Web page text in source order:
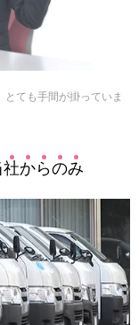
ても手間が掛っていま
社からのみ